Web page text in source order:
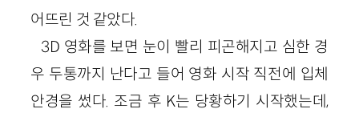
어뜨린 것 같았다.
3D 영화를 보면 눈이 빨리 피곤해지고 심한 경
우 두통까지 난다고 들어 영화 시작 직전에 입체
안경을 썼다. 조금 후 K는 당황하기 시작했는데,